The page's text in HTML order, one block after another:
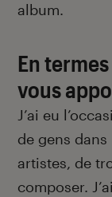
album.
En
vous
J’ai eu
de gens dans
artistes, de
composer.